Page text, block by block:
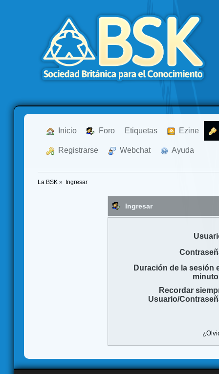
Inicio Foro Etiquetas Ezine
Registrarse Webchat Ayuda
La BSK » Ingresar
Ingresar
Duración de la sesión
Recordar
Usuario/